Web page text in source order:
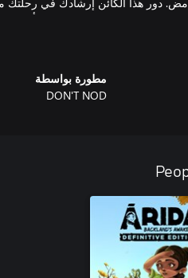
في كشف دلائل تساعد في حل ألغاز
مطورة بواسطة
DON'T NOD